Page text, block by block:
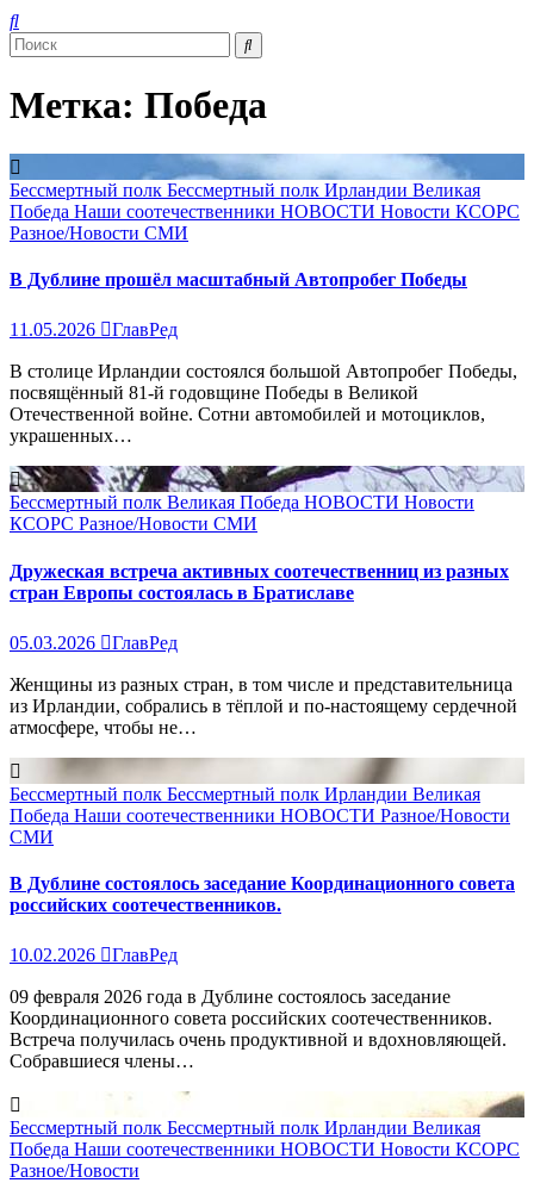
Метка: Победа
Бессмертный полк Бессмертный полк Ирландии Великая
Победа Наши соотечественники НОВОСТИ Новости КСОРС
Разное/Новости СМИ
В Дублине прошёл масштабный Автопробег Победы
11.05.2026 ГлавРед
В столице Ирландии состоялся большой Автопробег Победы,
посвящённый 81-й годовщине Победы в Великой
Отечественной войне. Сотни автомобилей и мотоциклов,
украшенных…
Бессмертный полк Великая Победа НОВОСТИ Новости
КСОРС Разное/Новости СМИ
Дружеская встреча активных соотечественниц из разных
стран Европы состоялась в Братиславе
05.03.2026 ГлавРед
Женщины из разных стран, в том числе и представительница
из Ирландии, собрались в тёплой и по-настоящему сердечной
атмосфере, чтобы не…
Бессмертный полк Бессмертный полк Ирландии Великая
Победа Наши соотечественники НОВОСТИ Разное/Новости
СМИ
B Дублине состоялось заседание Координационного совета
российских соотечественников.
10.02.2026 ГлавРед
09 февраля 2026 года в Дублине состоялось заседание
Координационного совета российских соотечественников.
Встреча получилась очень продуктивной и вдохновляющей.
Собравшиеся члены…
Бессмертный полк Бессмертный полк Ирландии Великая
Победа Наши соотечественники НОВОСТИ Новости КСОРС
Разное/Новости